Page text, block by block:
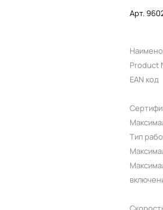
Арт.
Product
EAN код
Тип